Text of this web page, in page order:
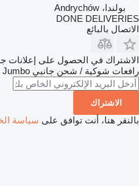
بولندا، Andrychów
DONE DELIVERIES
الاتصال بالبائع
الاشتراك في الحصول على إعلانات
رافعات شوكية / شحن جانبي Jumbo
الاشتراك
بالنقر هنا، أنت توافق على سياسة